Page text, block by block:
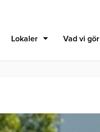
Lokaler Vad vi gör